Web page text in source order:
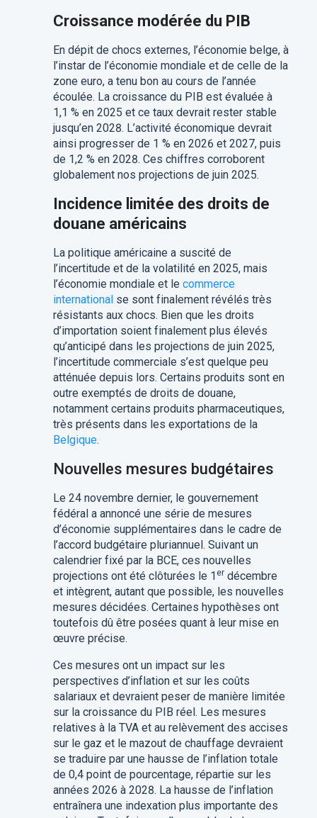
Croissance modérée du PIB
En dépit de chocs externes, l’économie belge, à
l’instar de l’économie mondiale et de celle de la
zone euro, a tenu bon au cours de l’année
écoulée. La croissance du PIB est évaluée à
1,1 % en 2025 et ce taux devrait rester stable
jusqu’en 2028. L’activité économique devrait
ainsi progresser de 1 % en 2026 et 2027, puis
de 1,2 % en 2028. Ces chiffres corroborent
globalement nos projections de juin 2025.
Incidence limitée des droits de
douane américains
La politique américaine a suscité de
l’incertitude et de la volatilité en 2025, mais
l’économie mondiale et le commerce
internationalse sont finalement révélés très
résistants aux chocs. Bien que les droits
d’importation soient finalement plus élevés
qu’anticipé dans les projections de juin 2025,
l’incertitude commerciale s’est quelque peu
atténuée depuis lors. Certains produits sont en
outre exemptés de droits de douane,
notamment certains produits pharmaceutiques,
très présents dans les exportations de la
Belgique.
Nouvelles mesures budgétaires
Le 24 novembre dernier, le gouvernement
fédéral a annoncé une série de mesures
d’économie supplémentaires dans le cadre de
l’accord budgétaire pluriannuel. Suivant un
calendrier fixé par la BCE, ces nouvelles
projections ont été clôturées le 1 erdécembre
et intègrent, autant que possible, les nouvelles
mesures décidées. Certaines hypothèses ont
toutefois dû être posées quant à leur mise en
œuvre précise.
Ces mesures ont un impact sur les
perspectives d’inflation et sur les coûts
salariaux et devraient peser de manière limitée
sur la croissance du PIB réel. Les mesures
relatives à la TVA et au relèvement des accises
sur le gaz et le mazout de chauffage devraient
se traduire par une hausse de l’inflation totale
de 0,4 point de pourcentage, répartie sur les
années 2026 à 2028. La hausse de l’inflation
entraînera une indexation plus importante des